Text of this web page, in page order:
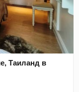
Таиланд в